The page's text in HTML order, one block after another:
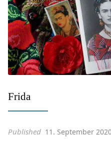
Frida
Published 11. September